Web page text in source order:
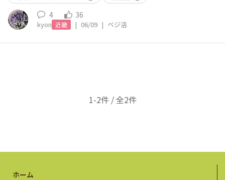
4 36
kyon 近畿 | 06/09 | ベジ活
1-2件 / 全2件
ホーム